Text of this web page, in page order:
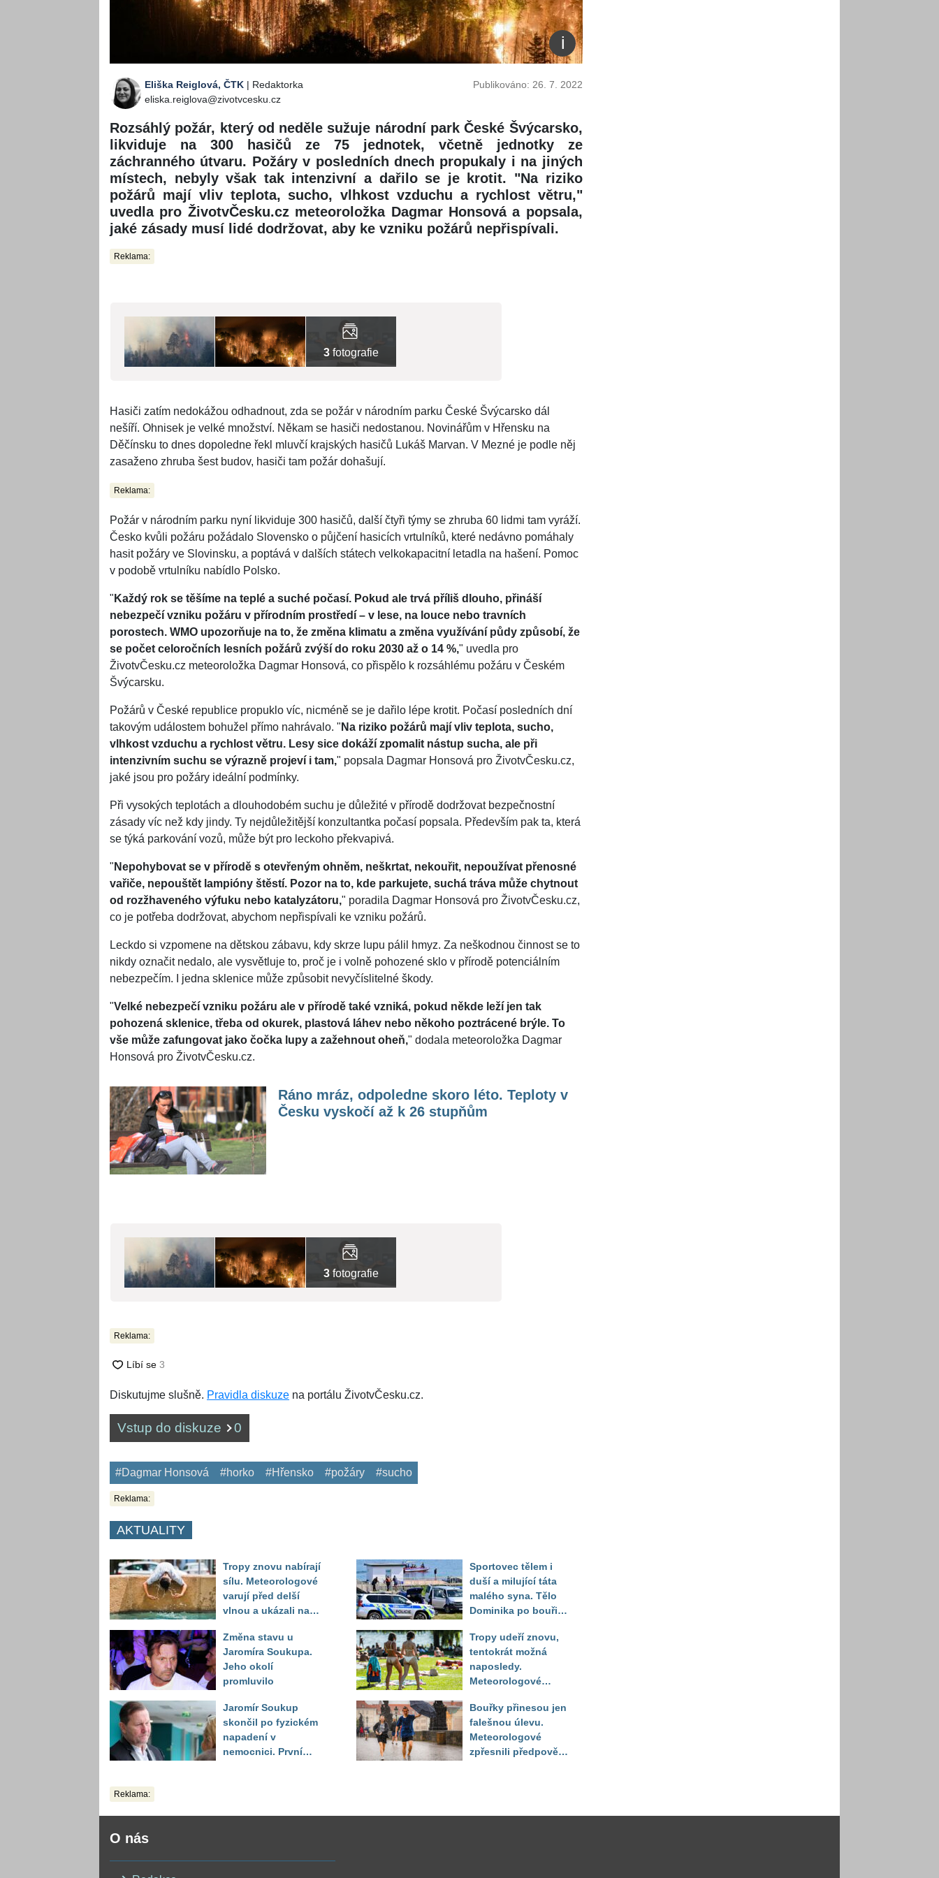
Eliška Reiglová, ČTK | Redaktorka
eliska.reiglova@zivotvcesku.cz
Publikováno: 26. 7. 2022
Rozsáhlý požár, který od neděle sužuje národní park České Švýcarsko,
likviduje na 300 hasičů ze 75 jednotek, včetně jednotky ze
záchranného útvaru. Požáry v posledních dnech propukaly i na jiných
místech, nebyly však tak intenzivní a dařilo se je krotit. "Na riziko
požárů mají vliv teplota, sucho, vlhkost vzduchu a rychlost větru,"
uvedla pro ŽivotvČesku.cz meteoroložka Dagmar Honsová a popsala,
jaké zásady musí lidé dodržovat, aby ke vzniku požárů nepřispívali.
Reklama:
3 fotografie
Hasiči zatím nedokážou odhadnout, zda se požár v národním parku České Švýcarsko dál
nešíří. Ohnisek je velké množství. Někam se hasiči nedostanou. Novinářům v Hřensku na
Děčínsku to dnes dopoledne řekl mluvčí krajských hasičů Lukáš Marvan. V Mezné je podle něj
zasaženo zhruba šest budov, hasiči tam požár dohašují.
Reklama:
Požár v národním parku nyní likviduje 300 hasičů, další čtyři týmy se zhruba 60 lidmi tam vyráží.
Česko kvůli požáru požádalo Slovensko o půjčení hasicích vrtulníků, které nedávno pomáhaly
hasit požáry ve Slovinsku, a poptává v dalších státech velkokapacitní letadla na hašení. Pomoc
v podobě vrtulníku nabídlo Polsko.
" Každý rok se těšíme na teplé a suché počasí. Pokud ale trvá příliš dlouho, přináší
nebezpečí vzniku požáru v přírodním prostředí – v lese, na louce nebo travních
porostech. WMO upozorňuje na to, že změna klimatu a změna využívání půdy způsobí, že
se počet celoročních lesních požárů zvýší do roku 2030 až o 14 %," uvedla pro
ŽivotvČesku.cz meteoroložka Dagmar Honsová, co přispělo k rozsáhlému požáru v Českém
Švýcarsku.
Požárů v České republice propuklo víc, nicméně se je dařilo lépe krotit. Počasí posledních dní
takovým událostem bohužel přímo nahrávalo. " Na riziko požárů mají vliv teplota, sucho,
vlhkost vzduchu a rychlost větru. Lesy sice dokáží zpomalit nástup sucha, ale při
intenzivním suchu se výrazně projeví i tam," popsala Dagmar Honsová pro ŽivotvČesku.cz,
jaké jsou pro požáry ideální podmínky.
Při vysokých teplotách a dlouhodobém suchu je důležité v přírodě dodržovat bezpečnostní
zásady víc než kdy jindy. Ty nejdůležitější konzultantka počasí popsala. Především pak ta, která
se týká parkování vozů, může být pro leckoho překvapivá.
" Nepohybovat se v přírodě s otevřeným ohněm, neškrtat, nekouřit, nepoužívat přenosné
vařiče, nepouštět lampióny štěstí. Pozor na to, kde parkujete, suchá tráva může chytnout
od rozžhaveného výfuku nebo katalyzátoru," poradila Dagmar Honsová pro ŽivotvČesku.cz,
co je potřeba dodržovat, abychom nepřispívali ke vzniku požárů.
Leckdo si vzpomene na dětskou zábavu, kdy skrze lupu pálil hmyz. Za neškodnou činnost se to
nikdy označit nedalo, ale vysvětluje to, proč je i volně pohozené sklo v přírodě potenciálním
nebezpečím. I jedna sklenice může způsobit nevyčíslitelné škody.
"Velké nebezpečí vzniku požáru ale v přírodě také vzniká, pokud někde leží jen tak
pohozená sklenice, třeba od okurek, plastová láhev nebo někoho poztrácené brýle. To
vše může zafungovat jako čočka lupy a zažehnout oheň," dodala meteoroložka Dagmar
Honsová pro ŽivotvČesku.cz.
Ráno mráz, odpoledne skoro léto. Teploty v
Česku vyskočí až k 26 stupňům
3 fotografie
Reklama:
Diskutujme slušně. Pravidla diskuze na portálu ŽivotvČesku.cz.
Vstup do diskuze 0
#Dagmar Honsová #horko #Hřensko #požáry #sucho
Reklama:
AKTUALITY
Tropy znovu nabírají
sílu. Meteorologové
varují před delší
vlnou a ukázali na
bude nejhorší
Změna stavu u
Jaromíra Soukupa.
Jeho okolí
promluvilo
Jaromír Soukup
skončil po fyzickém
napadení v
nemocnici. První
Sportovec tělem i
duší a milující táta
malého syna. Tělo
Dominika po bouři
až druhý den
Tropy udeří znovu,
tentokrát možná
naposledy.
Meteorologové
do září
Bouřky přinesou jen
falešnou úlevu.
Meteorologové
zpřesnili předpověď
Reklama:
O nás